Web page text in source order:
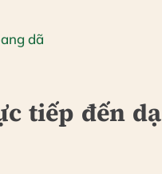
dã
tiếp đến dạ